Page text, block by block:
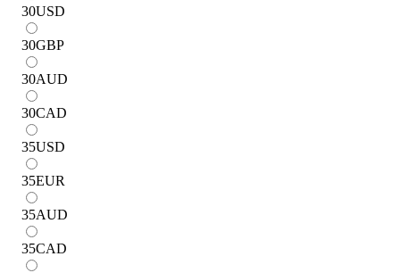
30USD
30GBP
30AUD
30CAD
35USD
35EUR
35AUD
35CAD